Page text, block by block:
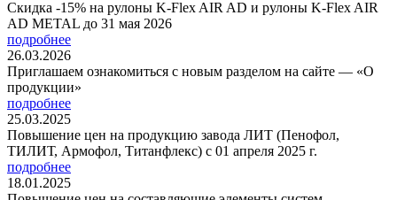
Скидка -15% на рулоны K-Flex AIR AD и рулоны K-Flex AIR
AD METAL до 31 мая 2026
подробнее
26.03.2026
Приглашаем ознакомиться с новым разделом на сайте — «О
продукции»
подробнее
25.03.2025
Повышение цен на продукцию завода ЛИТ (Пенофол,
ТИЛИТ, Армофол, Титанфлекс) с 01 апреля 2025 г.
подробнее
18.01.2025